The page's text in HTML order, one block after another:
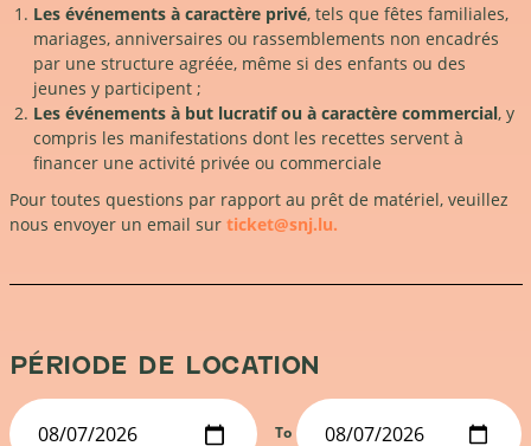
Les événements à caractère privé, tels que fêtes familiales,
mariages, anniversaires ou rassemblements non encadrés
par une structure agréée, même si des enfants ou des
jeunes y participent ;
Les événements à but lucratif ou à caractère commercial, y
compris les manifestations dont les recettes servent à
financer une activité privée ou commerciale
Pour toutes questions par rapport au prêt de matériel, veuillez
nous envoyer un email sur ticket@snj.lu.
PÉRIODE DE LOCATION
To